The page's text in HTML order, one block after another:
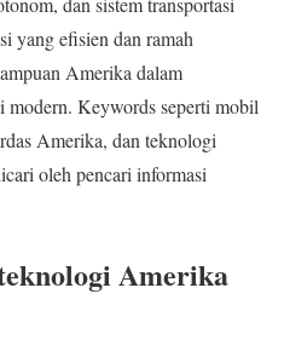
yang efisien dan ramah
Amerika dalam
modern. Keywords seperti mobil
Amerika, dan teknologi
oleh pencari informasi
Amerika